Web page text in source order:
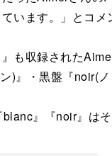
います。」とコメ
も収録された
)』・黒盤『noir(
』『noir』は